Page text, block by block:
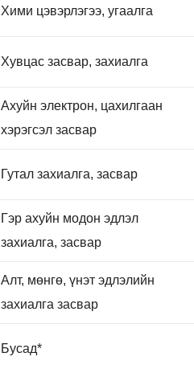
Хими цэвэрлэгээ, угаалга
Хувцас засвар, захиалга
Ахуйн электрон, цахилгаан
хэрэгсэл засвар
Гутал захиалга, засвар
Гэр ахуйн модон эдлэл
захиалга, засвар
Алт, мөнгө, үнэт эдлэлийн
захиалга засвар
Бусад*